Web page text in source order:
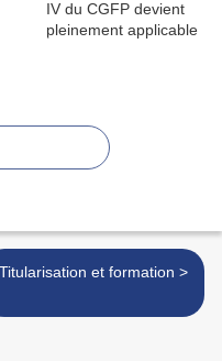
Titularisation et formation >